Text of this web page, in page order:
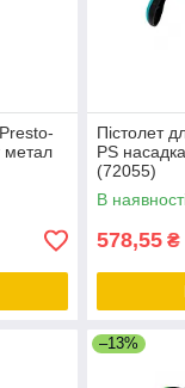
метал
Пістолет
PS
(72055)
В
578,55 ₴
–13%